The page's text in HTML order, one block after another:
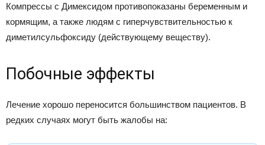
Компрессы с Димексидом противопоказаны беременным и
кормящим, а также людям с гиперчувствительностью к
диметилсульфоксиду (действующему веществу).
Побочные эффекты
Лечение хорошо переносится большинством пациентов. В
редких случаях могут быть жалобы на: